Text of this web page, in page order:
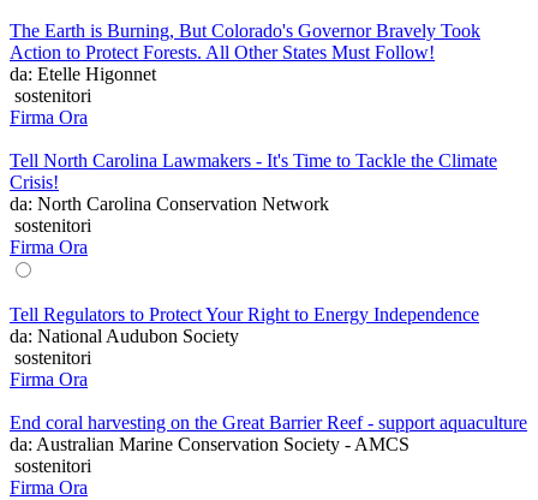
The Earth is Burning, But Colorado's Governor Bravely Took
Action to Protect Forests. All Other States Must Follow!
da: Etelle Higonnet
sostenitori
Firma Ora
Tell North Carolina Lawmakers - It's Time to Tackle the Climate
Crisis!
da: North Carolina Conservation Network
sostenitori
Firma Ora
Tell Regulators to Protect Your Right to Energy Independence
da: National Audubon Society
sostenitori
Firma Ora
End coral harvesting on the Great Barrier Reef - support aquaculture
da: Australian Marine Conservation Society - AMCS
sostenitori
Firma Ora